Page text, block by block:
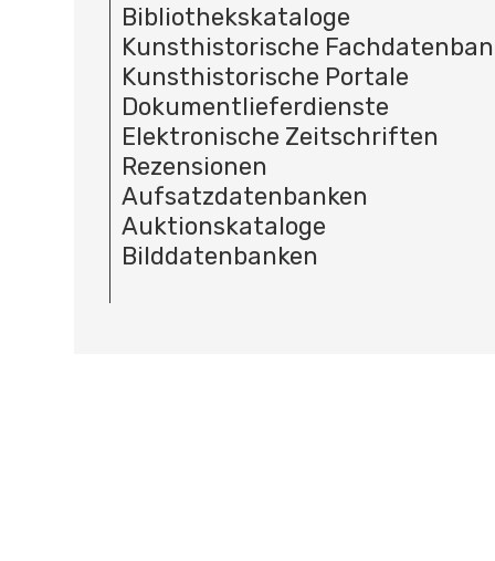
Bibliothekskataloge
Kunsthistorische
Kunsthistorische Portale
Dokumentlieferdienste
Elektronische Zeitschriften
Rezensionen
Aufsatzdatenbanken
Auktionskataloge
Bilddatenbanken